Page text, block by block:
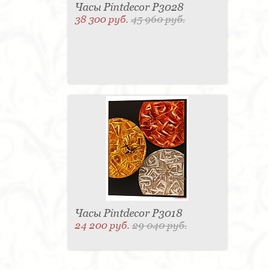
Часы Pintdecor P3028
38 300 руб.45 960 руб.
Часы Pintdecor P3018
24 200 руб.29 040 руб.